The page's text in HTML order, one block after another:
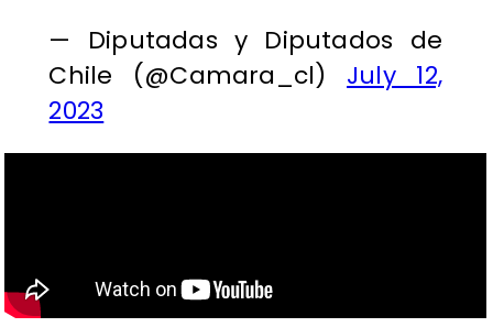
— Diputadas y Diputados de
Chile (@Camara_cl) July 12,
2023